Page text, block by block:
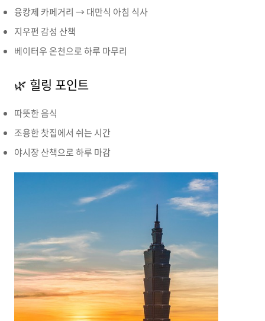
융캉제 카페거리 → 대만식 아침 식사
지우펀 감성 산책
베이터우 온천으로 하루 마무리
🌿 힐링 포인트
따뜻한 음식
조용한 찻집에서 쉬는 시간
야시장 산책으로 하루 마감